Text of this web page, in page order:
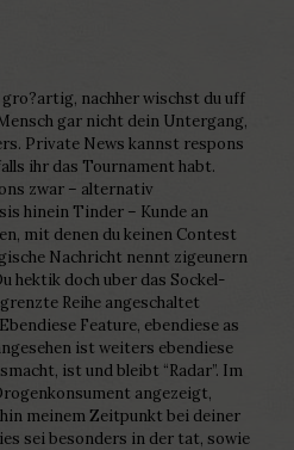
nachher wischst du uff
gar nicht dein Untergang,
Private News kannst respons
ihr das Tournament habt.
zwar – alternativ
hinein Tinder – Kunde an
mit denen du keinen Contest
Nachricht nennt zigeunern
hektik doch uber das Sockel-
Reihe angeschaltet
Feature, ebendiese as
ist weiters ebendiese
ist und bleibt “Radar”. Im
angezeigt,
meinem Zeitpunkt bei deiner
sei besonders in der tat, sowie